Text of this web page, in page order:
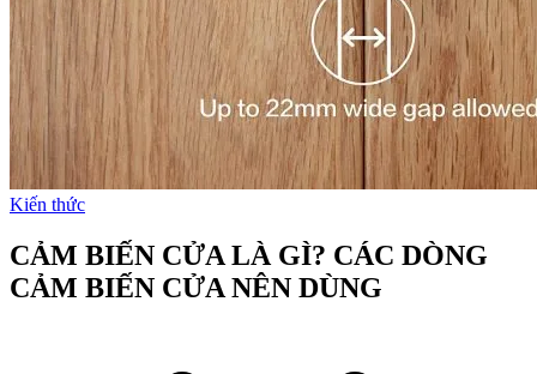
Kiến thức
CẢM BIẾN CỬA LÀ GÌ? CÁC DÒNG
CẢM BIẾN CỬA NÊN DÙNG